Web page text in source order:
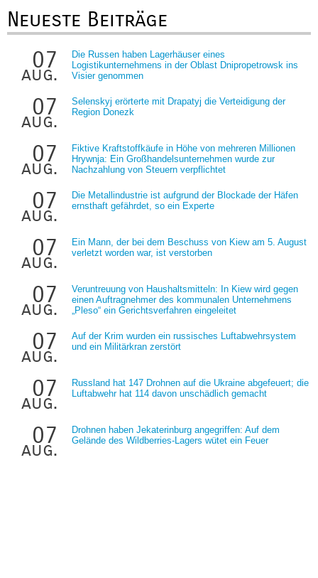
Neueste Beiträge
07
aug.
Die Russen haben Lagerhäuser eines
Logistikunternehmens in der Oblast Dnipropetrowsk ins
Visier genommen
07
aug.
Selenskyj erörterte mit Drapatyj die Verteidigung der
Region Donezk
07
aug.
Fiktive Kraftstoffkäufe in Höhe von mehreren Millionen
Hrywnja: Ein Großhandelsunternehmen wurde zur
Nachzahlung von Steuern verpflichtet
07
aug.
Die Metallindustrie ist aufgrund der Blockade der Häfen
ernsthaft gefährdet, so ein Experte
07
aug.
Ein Mann, der bei dem Beschuss von Kiew am 5. August
verletzt worden war, ist verstorben
07
aug.
Veruntreuung von Haushaltsmitteln: In Kiew wird gegen
einen Auftragnehmer des kommunalen Unternehmens
„Pleso“ ein Gerichtsverfahren eingeleitet
07
aug.
Auf der Krim wurden ein russisches Luftabwehrsystem
und ein Militärkran zerstört
07
aug.
Russland hat 147 Drohnen auf die Ukraine abgefeuert; die
Luftabwehr hat 114 davon unschädlich gemacht
07
aug.
Drohnen haben Jekaterinburg angegriffen: Auf dem
Gelände des Wildberries-Lagers wütet ein Feuer